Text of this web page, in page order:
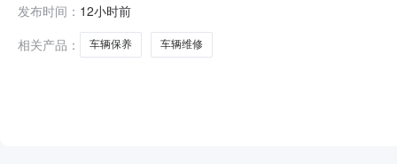
修和保养服务预算金额：0.700000万元(人民币)采购品
确保车辆正常运行预计
发布时间： 12小时前
相关产品：
车辆保养 车辆维修